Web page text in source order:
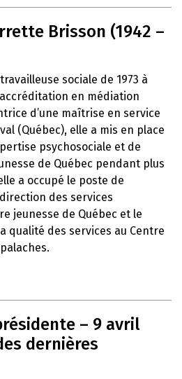
Brisson (1942 –
sociale de 1973 à
en médiation
d’une maîtrise en service
(Québec), elle a mis en place
psychosociale et de
de Québec pendant plus
a occupé le poste de
des services
jeunesse de Québec et le
qualité des services au Centre
– 9 avril
dernières